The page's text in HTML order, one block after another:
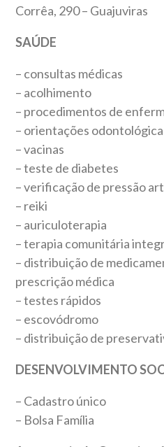
Corrêa, 290 – Guajuviras
SAÚDE
– consultas médicas
– acolhimento
– procedimentos de
– orientações
– vacinas
– teste de diabetes
– verificação de pressão
– reiki
– auriculoterapia
– terapia comunitária
– distribuição de
prescrição médica
– testes rápidos
– escovódromo
– distribuição de
DESENVOLVIMENTO
– Cadastro único
– Bolsa Família